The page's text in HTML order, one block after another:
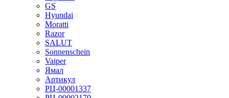
GS
Hyundai
Moratti
Razor
SALUT
Sonnenschein
Vaiper
Ямал
Артикул
РЦ-00001337